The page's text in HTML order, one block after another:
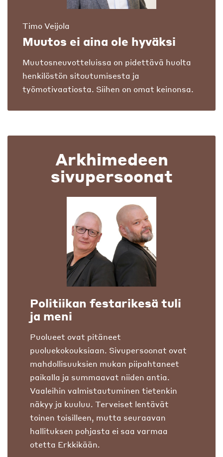
Timo Veijola
Muutos ei aina ole hyväksi
Muutosneuvotteluissa on pidettävä huolta
henkilöstön sitoutumisesta ja
työmotivaatiosta. Siihen on omat keinonsa.
Arkhimedeen
sivupersoonat
Politiikan festarikesä tuli
ja meni
Puolueet ovat pitäneet
puoluekokouksiaan. Sivupersoonat ovat
mahdollisuuksien mukan piipahtaneet
paikalla ja summaavat niiden antia.
Vaaleihin valmistautuminen tietenkin
näkyy ja kuuluu. Terveiset lentävät
toinen toisilleen, mutta seuraavan
hallituksen pohjasta ei saa varmaa
otetta Erkkikään.